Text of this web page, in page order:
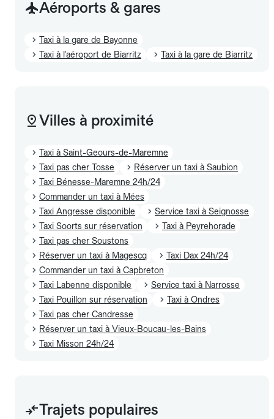
Aéroports & gares
Taxi à la gare de Bayonne
Taxi à l'aéroport de Biarritz
Taxi à la gare de Biarritz
Villes à proximité
Taxi à Saint-Geours-de-Maremne
Taxi pas cher Tosse
Réserver un taxi à Saubion
Taxi Bénesse-Maremne 24h/24
Commander un taxi à Mées
Taxi Angresse disponible
Service taxi à Seignosse
Taxi Soorts sur réservation
Taxi à Peyrehorade
Taxi pas cher Soustons
Réserver un taxi à Magescq
Taxi Dax 24h/24
Commander un taxi à Capbreton
Taxi Labenne disponible
Service taxi à Narrosse
Taxi Pouillon sur réservation
Taxi à Ondres
Taxi pas cher Candresse
Réserver un taxi à Vieux-Boucau-les-Bains
Taxi Misson 24h/24
Trajets populaires